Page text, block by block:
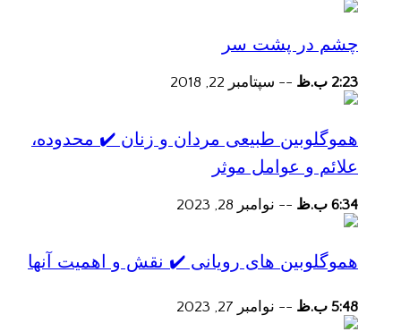
چشم در پشت سر
2:23 ب.ظ -- سپتامبر 22, 2018
هموگلوبین طبیعی مردان و زنان ✔️ محدوده،
علائم و عوامل موثر
6:34 ب.ظ -- نوامبر 28, 2023
هموگلوبین های رویانی ✔️ نقش و اهمیت آنها
5:48 ب.ظ -- نوامبر 27, 2023